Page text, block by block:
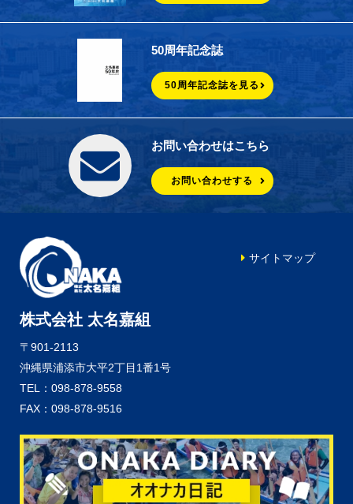
50周年記念誌
50周年記念誌を見る
お問い合わせはこちら
お問い合わせする
株式会社 太名嘉組
〒901-2113
沖縄県浦添市大平2丁目1番1号
TEL：098-878-9558
FAX：098-878-9516
サイトマップ